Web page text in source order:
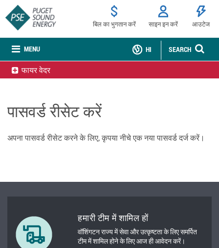
MENU
बिल का भुगतान करें साइन इन करें आउटेज
SEARCH
HI
फायर वेदर
पासवर्ड रीसेट करें
अपना पासवर्ड रीसेट करने के लिए, कृपया नीचे एक नया पासवर्ड दर्ज करें।
हमारी टीम में शामिल हों
वॉशिंगटन राज्य में सेवा और उत्कृष्टता के लिए समर्पित
टीम में शामिल होने के लिए आज ही आवेदन करें।